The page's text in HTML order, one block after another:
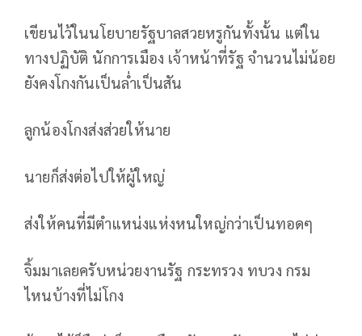
เขียนไว้ในนโยบายรัฐบาลสวยหรูกันทั้งนั้น แต่ใน
ทางปฏิบัติ นักการเมือง เจ้าหน้าที่รัฐ จำนวนไม่น้อย
ยังคงโกงกันเป็นล่ำเป็นสัน
ลูกน้องโกงส่งส่วยให้นาย
นายก็ส่งต่อไปให้ผู้ใหญ่
ส่งให้คนที่มีตำแหน่งแห่งหนใหญ่กว่าเป็นทอดๆ
จิ้มมาเลยครับหน่วยงานรัฐ กระทรวง ทบวง กรม
ไหนบ้างที่ไม่โกง